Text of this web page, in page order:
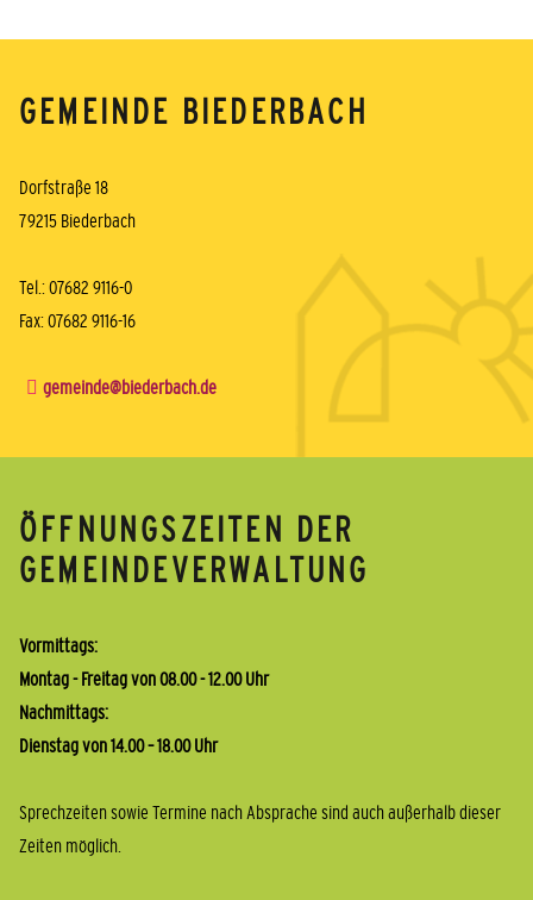
GEMEINDE BIEDERBACH
Dorfstraße 18
79215 Biederbach
Tel.: 07682 9116-0
Fax: 07682 9116-16
gemeinde@biederbach.de
ÖFFNUNGSZEITEN DER
GEMEINDEVERWALTUNG
Vormittags:
Montag - Freitag von 08.00 - 12.00 Uhr
Nachmittags:
Dienstag von 14.00 – 18.00 Uhr
Sprechzeiten sowie Termine nach Absprache sind auch außerhalb dieser
Zeiten möglich.